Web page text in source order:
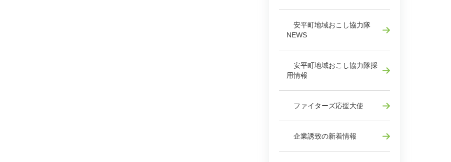
安平町地域おこし協力隊
NEWS
安平町地域おこし協力隊採
用情報
ファイターズ応援大使
企業誘致の新着情報